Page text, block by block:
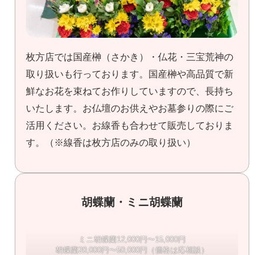
枚方店では国産榊（さかき）・仏花・三宝荒神の
取り扱いも行っております。国産榊や高品質で新
鮮なお花を束ねてお作りしていますので、長持ち
いたします。お仏壇のお供えやお墓参りの際にご
活用ください。お線香も合わせて販売しておりま
す。（※線香は枚方店のみの取り扱い）
胡蝶蘭・ミニ胡蝶蘭
ミニ胡蝶蘭12,000円〜15,000円
胡蝶蘭20,000円〜50,000円（価格は応相談）